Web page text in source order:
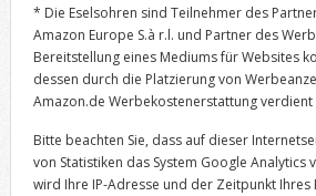
* Die Eselsohren sind Teilnehmer des
Amazon Europe S.à r.l. und Partner des
Bereitstellung eines Mediums für Websites
dessen durch die Platzierung von
Amazon.de Werbekostenerstattung verdient
Bitte beachten Sie, dass auf dieser
von Statistiken das System Google Analytics
wird Ihre IP-Adresse und der Zeitpunkt Ihres